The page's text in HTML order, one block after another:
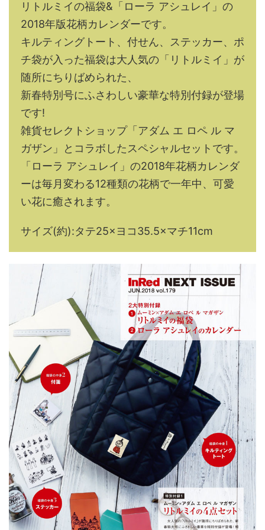
リトルミイの福袋&「ローラ アシュレイ」の
2018年版花柄カレンダーです。
キルティングトート、付せん、ステッカー、ポ
チ袋が入った福袋は大人気の「リトルミイ」が
随所にちりばめられた、
新春特別号にふさわしい豪華な特別付録が登場
です!
雑貨セレクトショップ「アダム エ ロペ ル マ
ガザン」とコラボしたスペシャルセットです。
「ローラ アシュレイ」の2018年花柄カレンダ
ーは毎月変わる12種類の花柄で一年中、可愛
い花に癒されます。
サイズ(約):タテ25×ヨコ35.5×マチ11cm